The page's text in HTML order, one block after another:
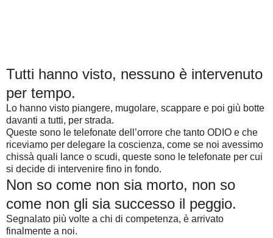
Tutti hanno visto, nessuno è intervenuto
per tempo.
Lo hanno visto piangere, mugolare, scappare e poi giù botte
davanti a tutti, per strada.
Queste sono le telefonate dell’orrore che tanto ODIO e che
riceviamo per delegare la coscienza, come se noi avessimo
chissà quali lance o scudi, queste sono le telefonate per cui
si decide di intervenire fino in fondo.
Non so come non sia morto, non so
come non gli sia successo il peggio.
Segnalato più volte a chi di competenza, è arrivato
finalmente a noi.